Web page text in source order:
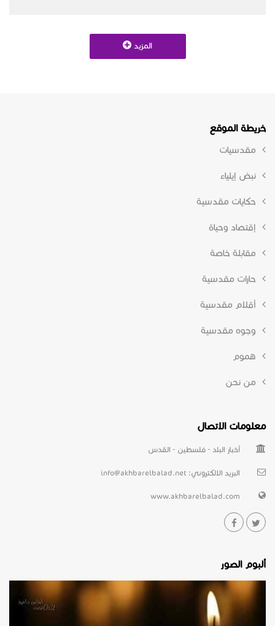
المزيد
خريطة الموقع
مقدسيات
نبض إيلياء
حكايات مقدسية
إقتصاد وحياة
مقابلة خاصة
حارات مقدسية
أقلام مقدسية
وجوه مقدسية
هموم
من نحن
معلومات الاتصال
أخبار البلد - فلسطين - القدس
البريد الالكتروني: info@akhbarelbalad.net
www.akhbarelbalad.com
ألبوم الصور